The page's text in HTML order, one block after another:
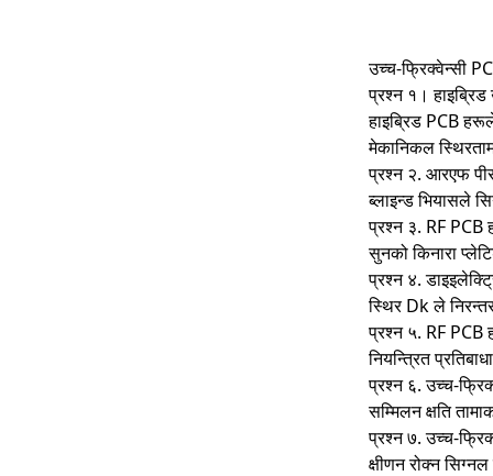
उच्च-फ्रिक्वेन्सी
प्रश्न १।
हाइब्रिड PCB
मेकानिकल
प्रश्न २. आरएफ
ब्लाइन्ड भियासले
प्रश्न ३. RF PCB
सुनको किनारा
प्रश्न ४.
स्थिर Dk ले
प्रश्न ५. RF PCB
नियन्त्रित
प्रश्न ६. उच्च-
सम्मिलन क्षति
प्रश्न ७. उच्च-
क्षीणन रोक्न